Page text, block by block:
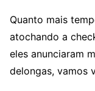
Quanto mais
atochando a
eles anunciaram
delongas, vamos